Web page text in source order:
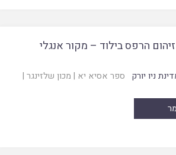
הרפס בילוד – מקור אנגלי
ניו יורק ספר אסיא יא | מכון שלזינגר |